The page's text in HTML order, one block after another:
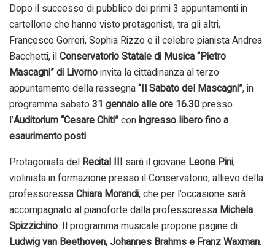
Dopo il successo di pubblico dei primi 3 appuntamenti in
cartellone che hanno visto protagonisti, tra gli altri,
Francesco Gorreri, Sophia Rizzo e il celebre pianista Andrea
Bacchetti, ilConservatorio Statale di Musica “Pietro
Mascagni” di Livornoinvita la cittadinanza al terzo
appuntamento della rassegna“Il Sabato del Mascagni”, in
programma sabato31 gennaio alle ore 16.30presso
l’Auditorium “Cesare Chiti”coningresso libero fino a
esaurimento posti.
Protagonista del Recital III sarà il giovane Leone Pini,
violinista in formazione presso il Conservatorio, allievo della
professoressaChiara Morandi, che per l’occasione sarà
accompagnato al pianoforte dalla professoressa Michela
Spizzichino. Il programma musicale propone pagine di
Ludwig van Beethoven, Johannes Brahms e Franz Waxman.